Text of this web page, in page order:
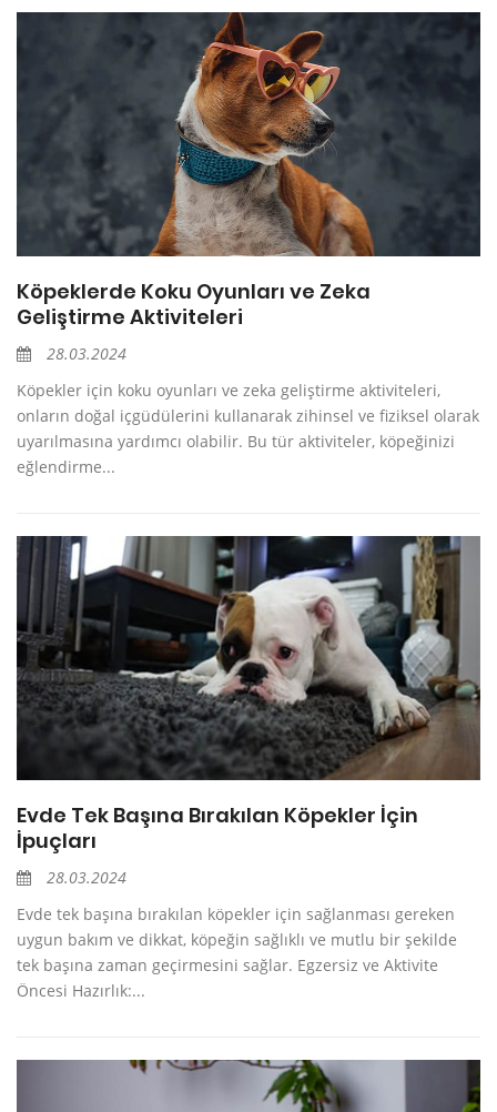
Köpeklerde Koku Oyunları ve Zeka
Geliştirme Aktiviteleri
28.03.2024
Köpekler için koku oyunları ve zeka geliştirme aktiviteleri,
onların doğal içgüdülerini kullanarak zihinsel ve fiziksel olarak
uyarılmasına yardımcı olabilir. Bu tür aktiviteler, köpeğinizi
eğlendirme...
Evde Tek Başına Bırakılan Köpekler İçin
İpuçları
28.03.2024
Evde tek başına bırakılan köpekler için sağlanması gereken
uygun bakım ve dikkat, köpeğin sağlıklı ve mutlu bir şekilde
tek başına zaman geçirmesini sağlar. Egzersiz ve Aktivite
Öncesi Hazırlık:...